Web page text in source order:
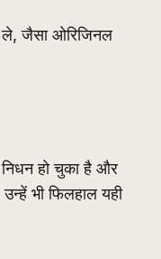
ले, जैसा ओरिजिनल
हो चुका है और
भी फिलहाल यही